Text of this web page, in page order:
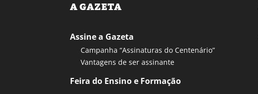
A GAZETA
Assine a Gazeta
Campanha “Assinaturas do Centenário”
Vantagens de ser assinante
Feira do Ensino e Formação